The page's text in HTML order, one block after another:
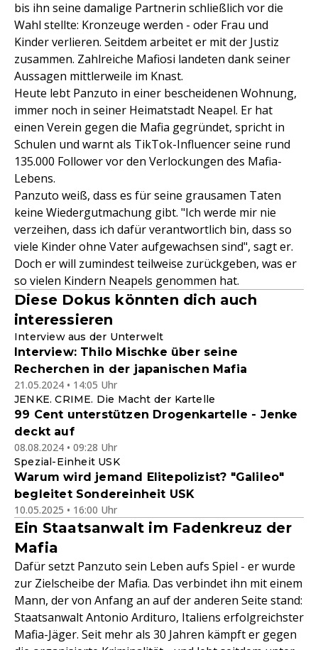
bis ihn seine damalige Partnerin schließlich vor die
Wahl stellte: Kronzeuge werden - oder Frau und
Kinder verlieren. Seitdem arbeitet er mit der Justiz
zusammen. Zahlreiche Mafiosi landeten dank seiner
Aussagen mittlerweile im Knast.
Heute lebt Panzuto in einer bescheidenen Wohnung,
immer noch in seiner Heimatstadt Neapel. Er hat
einen Verein gegen die Mafia gegründet, spricht in
Schulen und warnt als TikTok-Influencer seine rund
135.000 Follower vor den Verlockungen des Mafia-
Lebens.
Panzuto weiß, dass es für seine grausamen Taten
keine Wiedergutmachung gibt. "Ich werde mir nie
verzeihen, dass ich dafür verantwortlich bin, dass so
viele Kinder ohne Vater aufgewachsen sind", sagt er.
Doch er will zumindest teilweise zurückgeben, was er
so vielen Kindern Neapels genommen hat.
Diese Dokus könnten dich auch
interessieren
Interview aus der Unterwelt
Interview: Thilo Mischke über seine
Recherchen in der japanischen Mafia
21.05.2024 • 14:05 Uhr
JENKE. CRIME. Die Macht der Kartelle
99 Cent unterstützen Drogenkartelle - Jenke
deckt auf
08.08.2024 • 09:28 Uhr
Spezial-Einheit USK
Warum wird jemand Elitepolizist? "Galileo"
begleitet Sondereinheit USK
10.05.2025 • 16:00 Uhr
Ein Staatsanwalt im Fadenkreuz der
Mafia
Dafür setzt Panzuto sein Leben aufs Spiel - er wurde
zur Zielscheibe der Mafia. Das verbindet ihn mit einem
Mann, der von Anfang an auf der anderen Seite stand:
Staatsanwalt Antonio Ardituro, Italiens erfolgreichster
Mafia-Jäger. Seit mehr als 30 Jahren kämpft er gegen